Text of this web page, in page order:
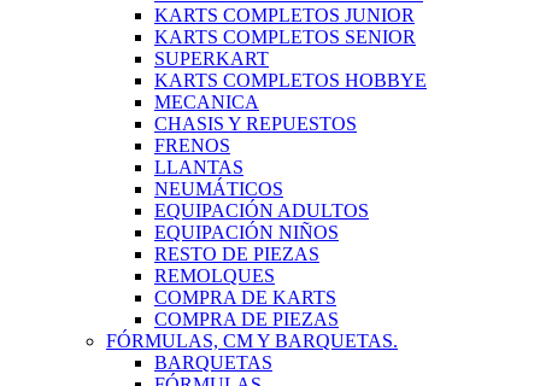
KARTS COMPLETOS JUNIOR
KARTS COMPLETOS SENIOR
SUPERKART
KARTS COMPLETOS HOBBYE
MECANICA
CHASIS Y REPUESTOS
FRENOS
LLANTAS
NEUMÁTICOS
EQUIPACIÓN ADULTOS
EQUIPACIÓN NIÑOS
RESTO DE PIEZAS
REMOLQUES
COMPRA DE KARTS
COMPRA DE PIEZAS
FÓRMULAS, CM Y BARQUETAS.
BARQUETAS